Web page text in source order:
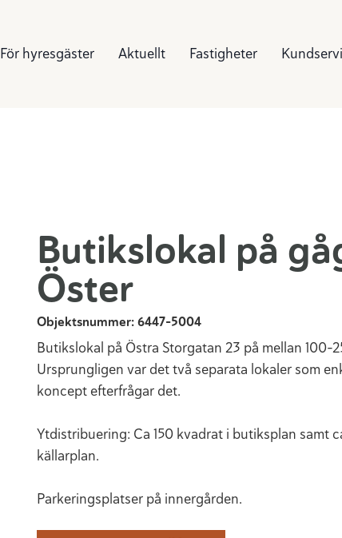
För hyresgäster Aktuellt Fastigheter
Butikslokal på
Öster
Objektsnummer: 6447-5004
Butikslokal på Östra Storgatan 23 på mellan 100-
Ursprungligen var det två separata lokaler som
koncept efterfrågar det.
Ytdistribuering: Ca 150 kvadrat i butiksplan samt
källarplan.
Parkeringsplatser på innergården.